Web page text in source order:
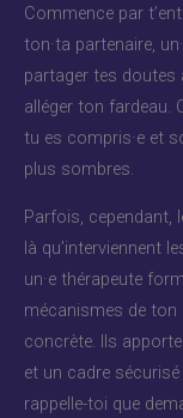
Commence par
ton·ta partenaire,
partager tes doutes
alléger ton fardeau.
tu es compris·e et
plus sombres.
Parfois, cependant,
là qu’interviennent
un·e thérapeute
mécanismes de ton
concrète. Ils
et un cadre
rappelle-toi que